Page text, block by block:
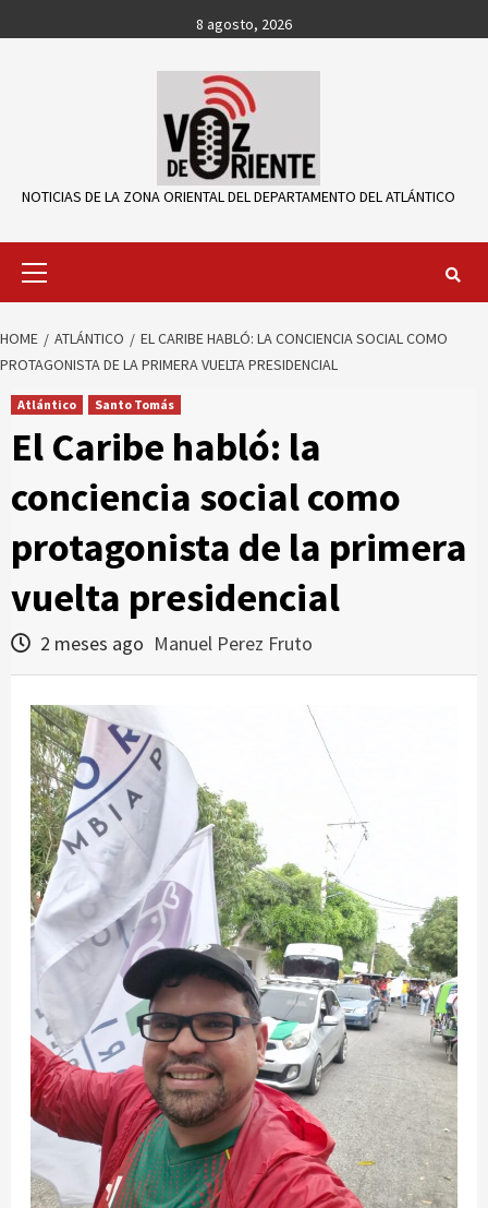
to
8 agosto, 2026
NOTICIAS DE LA ZONA ORIENTAL DEL DEPARTAMENTO DEL ATLÁNTICO
Primary
HOME ATLÁNTICO
EL CARIBE HABLÓ: LA CONCIENCIA SOCIAL COMO
PROTAGONISTA DE LA PRIMERA VUELTA PRESIDENCIAL
Atlántico Santo Tomás
El Caribe habló: la
conciencia social como
protagonista de la primera
vuelta presidencial
2 meses ago Manuel Perez Fruto